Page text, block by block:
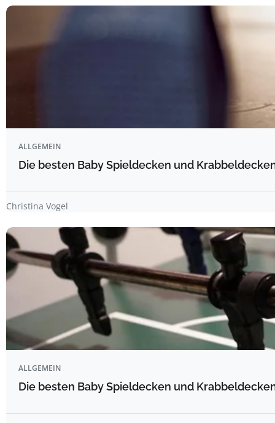
ALLGEMEIN
Die besten Baby Spieldecken und
Christina Vogel
ALLGEMEIN
Die besten Baby Spieldecken und